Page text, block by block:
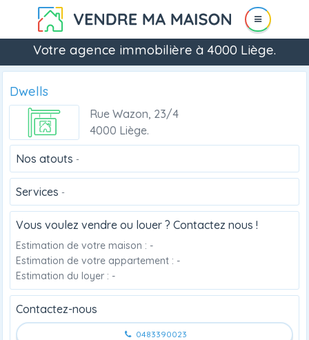
Votre agence immobilière à 4000 Liège.
Dwells
Rue Wazon, 23/4
4000 Liège.
Nos atouts -
Services -
Vous voulez vendre ou louer ? Contactez nous !
Estimation de votre maison : -
Estimation de votre appartement : -
Estimation du loyer : -
Contactez-nous
0483390023